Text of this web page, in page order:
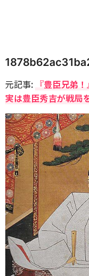
元記事: 『豊臣兄弟
実は豊臣秀吉が戦局